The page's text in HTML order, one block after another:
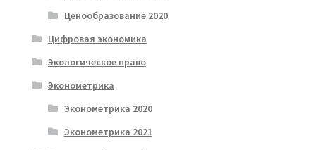
Ценообразование 2020
Цифровая экономика
Экологическое право
Эконометрика
Эконометрика 2020
Эконометрика 2021